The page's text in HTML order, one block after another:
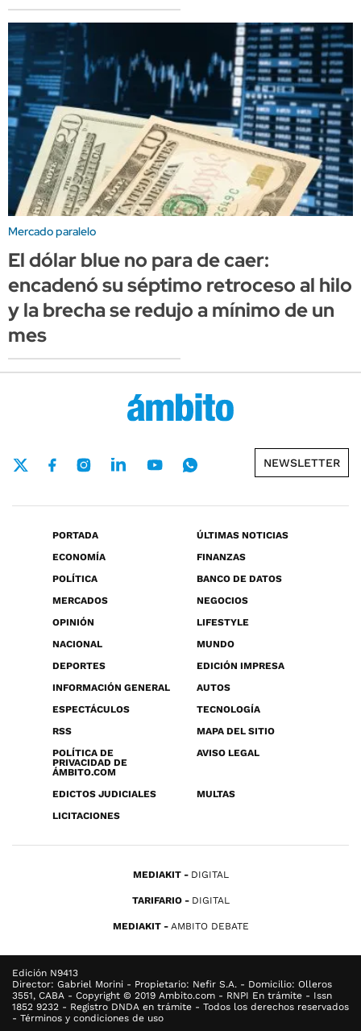
Mercado paralelo
El dólar blue no para de caer:
encadenó su séptimo retroceso al hilo
y la brecha se redujo a mínimo de un
mes
NEWSLETTER
PORTADA
ÚLTIMAS NOTICIAS
ECONOMÍA
FINANZAS
POLÍTICA
BANCO DE DATOS
MERCADOS
NEGOCIOS
OPINIÓN
LIFESTYLE
NACIONAL
MUNDO
DEPORTES
EDICIÓN IMPRESA
INFORMACIÓN GENERAL
AUTOS
ESPECTÁCULOS
TECNOLOGÍA
RSS
MAPA DEL SITIO
POLÍTICA DE
PRIVACIDAD DE
ÁMBITO.COM
AVISO LEGAL
EDICTOS JUDICIALES
MULTAS
LICITACIONES
MEDIAKIT DIGITAL
TARIFARIO DIGITAL
MEDIAKIT AMBITO DEBATE
Edición N9413
Director: Gabriel Morini - Propietario: Nefir S.A. - Domicilio: Olleros
3551, CABA - Copyright © 2019 Ambito.com - RNPI En trámite - Issn
1852 9232 - Registro DNDA en trámite - Todos los derechos reservados
- Términos y condiciones de uso